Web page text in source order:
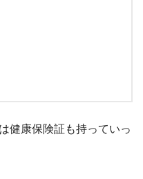
健康保険証も持っていっ